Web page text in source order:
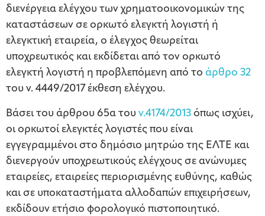
διενέργεια ελέγχου των χρηματοοικονομικών της
καταστάσεων σε ορκωτό ελεγκτή λογιστή ή
ελεγκτική εταιρεία, ο έλεγχος θεωρείται
υποχρεωτικός και εκδίδεται από τον ορκωτό
ελεγκτή λογιστή η προβλεπόμενη από το άρθρο 32
του ν. 4449/2017 έκθεση ελέγχου.
Βάσει του άρθρου 65α του ν.4174/2013 όπως ισχύει,
οι ορκωτοί ελεγκτές λογιστές που είναι
εγγεγραμμένοι στο δημόσιο μητρώο της ΕΛΤΕ και
διενεργούν υποχρεωτικούς ελέγχους σε ανώνυμες
εταιρείες, εταιρείες περιορισμένης ευθύνης, καθώς
και σε υποκαταστήματα αλλοδαπών επιχειρήσεων,
εκδίδουν ετήσιο φορολογικό πιστοποιητικό.